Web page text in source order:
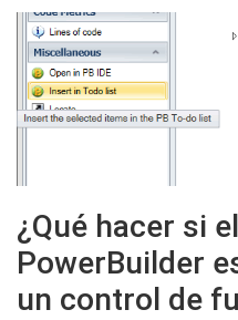
¿Qué hacer si
PowerBuilder
un control de